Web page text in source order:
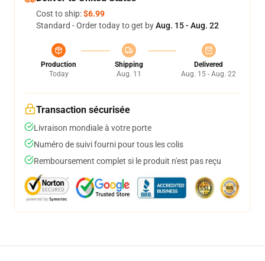
Cost to ship:$6.99
Standard - Order today to get byAug. 15 - Aug. 22
Production
Today
Shipping
Aug. 11
Delivered
Aug. 15 - Aug. 22
Transaction sécurisée
Livraison mondiale à votre porte
Numéro de suivi fourni pour tous les colis
Remboursement complet si le produit n'est pas reçu